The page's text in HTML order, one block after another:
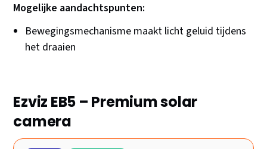
Mogelijke aandachtspunten:
Bewegingsmechanisme maakt licht geluid tijdens
het draaien
Ezviz EB5 – Premium solar
camera